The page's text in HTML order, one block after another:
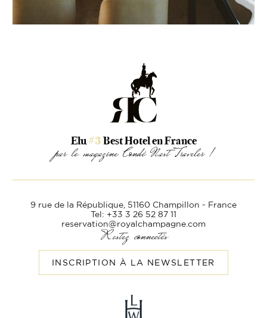
Elu#3Best Hotel en France
par le magazine Condé Nast Traveler !
9 rue de la République, 51160 Champillon - France
Tel: +33 3 26 52 87 11
reservation@royalchampagne.com
Restez connectés
INSCRIPTION À LA NEWSLETTER